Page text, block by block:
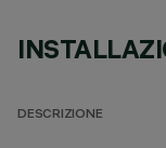
DESCRIZIONE